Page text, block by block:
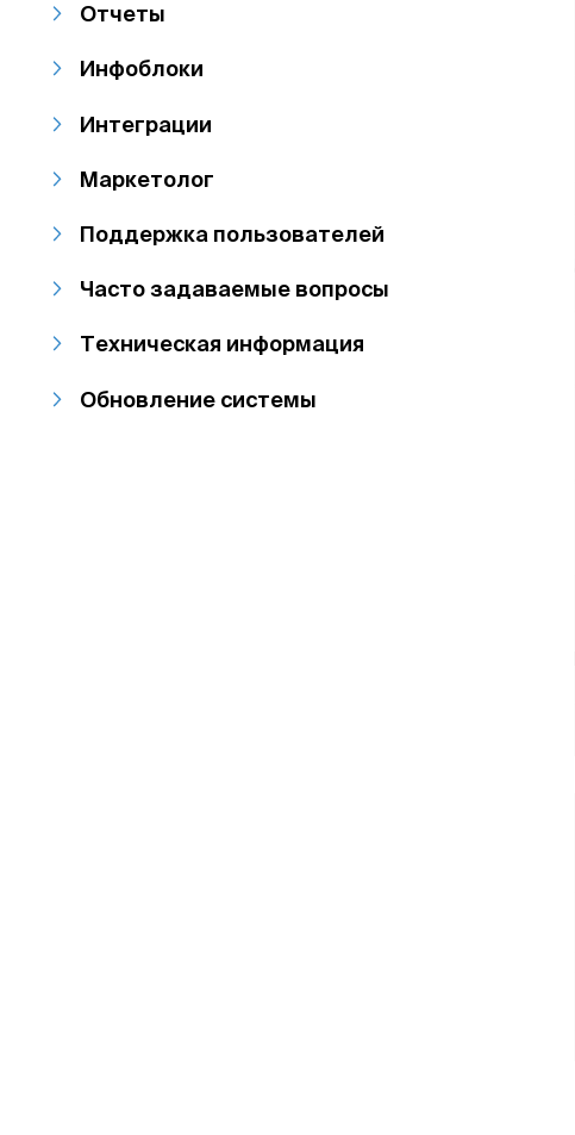
Отчеты
Инфоблоки
Интеграции
Маркетолог
Поддержка пользователей
Часто задаваемые вопросы
Техническая информация
Обновление системы